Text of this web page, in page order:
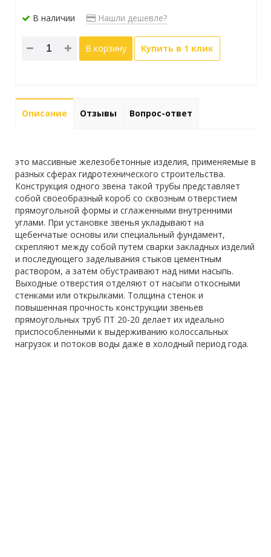
В наличии Нашли дешевле?
В корзину Купить в 1 клик
Описание Отзывы Вопрос-ответ
это массивные железобетонные изделия, применяемые в
разных сферах гидротехнического строительства.
Конструкция одного звена такой трубы представляет
собой своеобразный короб со сквозным отверстием
прямоугольной формы и сглаженными внутренними
углами. При установке звенья укладывают на
щебенчатые основы или специальный фундамент,
скрепляют между собой путем сварки закладных изделий
и последующего заделывания стыков цементным
раствором, а затем обустраивают над ними насыпь.
Выходные отверстия отделяют от насыпи откосными
стенками или открылками. Толщина стенок и
повышенная прочность конструкции звеньев
прямоугольных труб ПТ 20-20 делает их идеально
приспособленными к выдерживанию колоссальных
нагрузок и потоков воды даже в холодный период года.